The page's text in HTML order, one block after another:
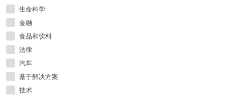
生命科学
金融
食品和饮料
法律
汽车
基于解决方案
技术